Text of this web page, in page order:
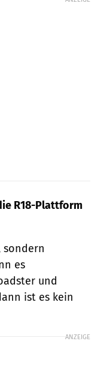
R18-Plattform
sondern
es
und
ist es kein
ANZEIGE